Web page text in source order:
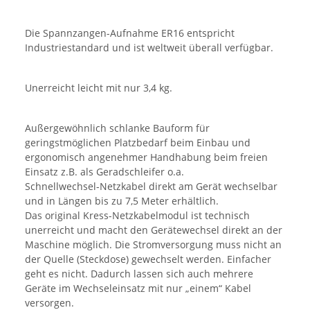
Die Spannzangen-Aufnahme ER16 entspricht
Industriestandard und ist weltweit überall verfügbar.
Unerreicht leicht mit nur 3,4 kg.
Außergewöhnlich schlanke Bauform für
geringstmöglichen Platzbedarf beim Einbau und
ergonomisch angenehmer Handhabung beim freien
Einsatz z.B. als Geradschleifer o.a.
Schnellwechsel-Netzkabel direkt am Gerät wechselbar
und in Längen bis zu 7,5 Meter erhältlich.
Das original Kress-Netzkabelmodul ist technisch
unerreicht und macht den Gerätewechsel direkt an der
Maschine möglich. Die Stromversorgung muss nicht an
der Quelle (Steckdose) gewechselt werden. Einfacher
geht es nicht. Dadurch lassen sich auch mehrere
Geräte im Wechseleinsatz mit nur „einem“ Kabel
versorgen.